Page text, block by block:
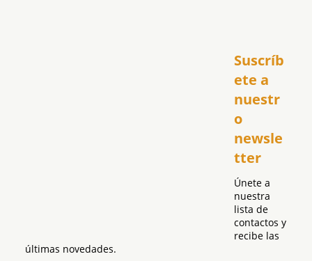
Suscríb
ete a
nuestr
o
newsle
tter
Únete a
nuestra
lista de
contactos y
recibe las
últimas novedades.